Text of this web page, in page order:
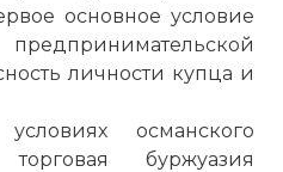
основное условие
личности купца и
османского
буржуазия